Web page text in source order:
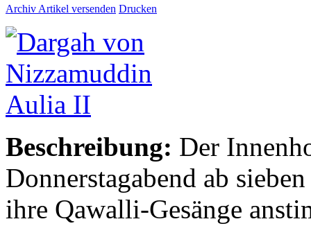
Archiv Artikel versenden Drucken
Beschreibung: Der
Donnerstagabend ab
ihre Qawalli-Gesänge